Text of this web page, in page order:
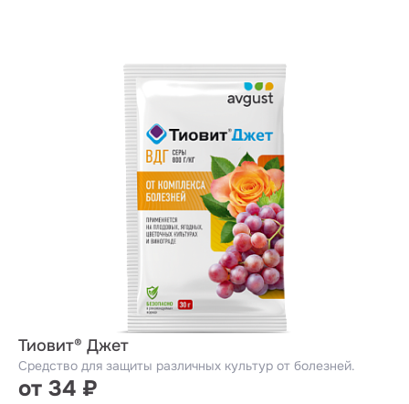
Тиовит® Джет
Средство для защиты различных культур от болезней.
от 34 ₽